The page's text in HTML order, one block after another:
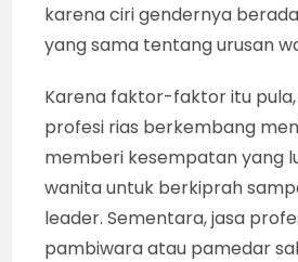
karena ciri gendernya
yang sama tentang urusan
Karena faktor-faktor itu
profesi rias berkembang
memberi kesempatan yang
wanita untuk berkiprah
leader. Sementara, jasa
pambiwara atau pamedar